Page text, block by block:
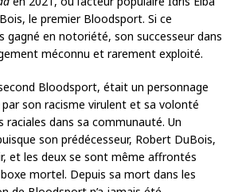
le premier Bloodsport. Si ce
gagné en notoriété, son successeur dans
méconnu et rarement exploité.
Bloodsport, était un personnage
son racisme virulent et sa volonté
raciales dans sa communauté. Un
son prédécesseur, Robert DuBois,
et les deux se sont même affrontés
mortel. Depuis sa mort dans les